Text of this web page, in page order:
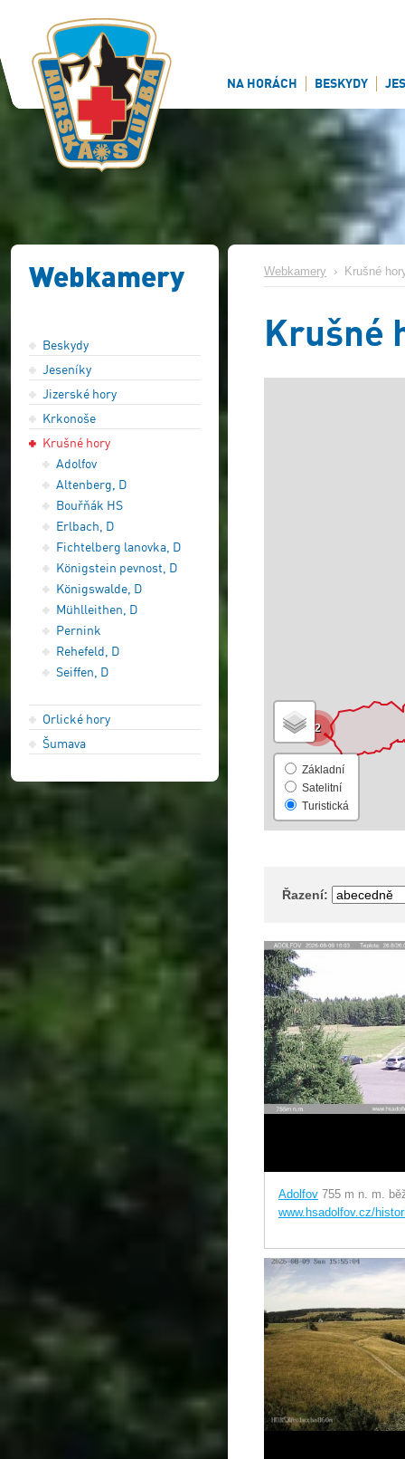
NA HORÁCH BESKYDY
Webkamery
Beskydy
Jeseníky
Jizerské hory
Krkonoše
Krušné hory
Adolfov
Altenberg, D
Bouřňák HS
Erlbach, D
Fichtelberg lanovka, D
Königstein pevnost, D
Königswalde, D
Mühlleithen, D
Pernink
Rehefeld, D
Seiffen, D
Orlické hory
Šumava
Webkamery › Krušné
Krušné
2
Základní
Satelitní
Turistická
Řazení:
Adolfov 755 m n. m.
www.hsadolfov.cz/